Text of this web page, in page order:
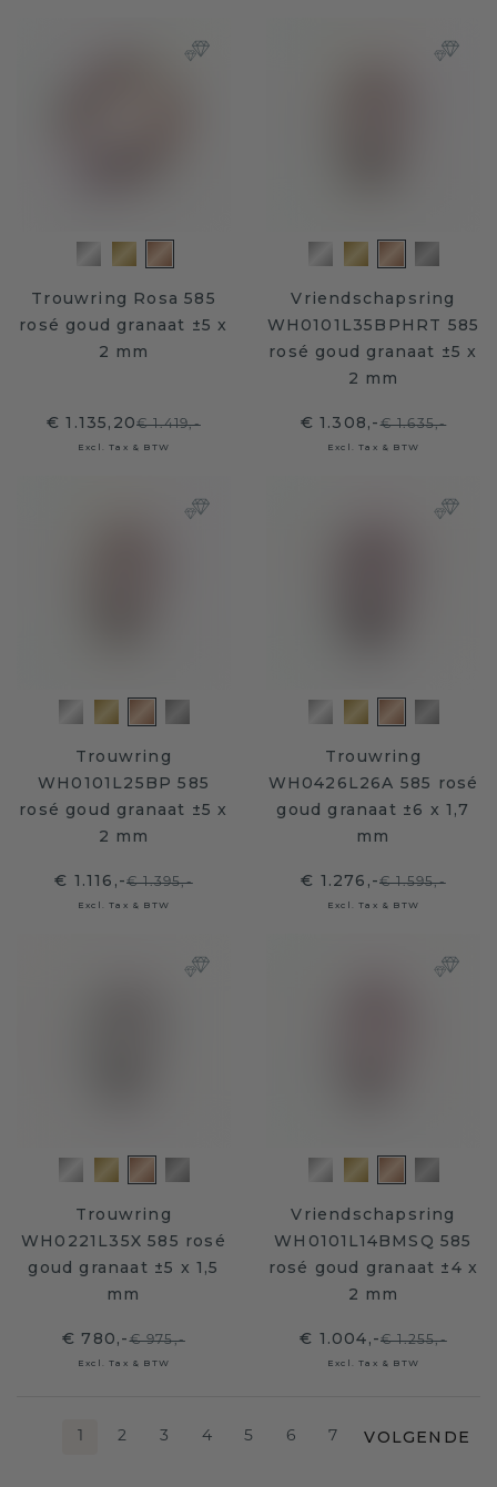
Trouwring Rosa 585
rosé goud granaat ±5 x
2 mm
€ 1.135,20€ 1.419,-
Excl. Tax & BTW
Vriendschapsring
WH0101L35BPHRT 585
rosé goud granaat ±5 x
2 mm
€ 1.308,-€ 1.635,-
Excl. Tax & BTW
Trouwring
WH0101L25BP 585
rosé goud granaat ±5 x
2 mm
€ 1.116,-€ 1.395,-
Excl. Tax & BTW
Trouwring
WH0426L26A 585 rosé
goud granaat ±6 x 1,7
mm
€ 1.276,-€ 1.595,-
Excl. Tax & BTW
Trouwring
WH0221L35X 585 rosé
goud granaat ±5 x 1,5
mm
€ 780,-€ 975,-
Excl. Tax & BTW
Vriendschapsring
WH0101L14BMSQ 585
rosé goud granaat ±4 x
2 mm
€ 1.004,-€ 1.255,-
Excl. Tax & BTW
1 2 3 4 5 6 7 VOLGENDE